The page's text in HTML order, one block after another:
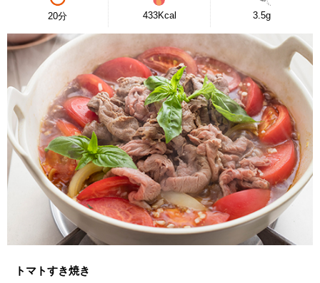
20分 433Kcal 3.5g
トマトすき焼き